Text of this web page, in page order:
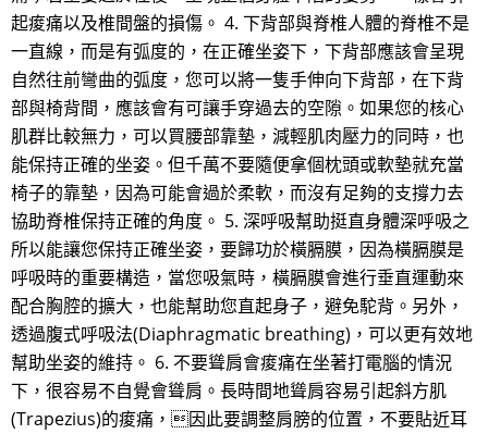
起痠痛以及椎間盤的損傷。 4. 下背部與脊椎人體的脊椎不是
一直線，而是有弧度的，在正確坐姿下，下背部應該會呈現
自然往前彎曲的弧度，您可以將一隻手伸向下背部，在下背
部與椅背間，應該會有可讓手穿過去的空隙。如果您的核心
肌群比較無力，可以買腰部靠墊，減輕肌肉壓力的同時，也
能保持正確的坐姿。但千萬不要隨便拿個枕頭或軟墊就充當
椅子的靠墊，因為可能會過於柔軟，而沒有足夠的支撐力去
協助脊椎保持正確的角度。 5. 深呼吸幫助挺直身體深呼吸之
所以能讓您保持正確坐姿，要歸功於橫膈膜，因為橫膈膜是
呼吸時的重要構造，當您吸氣時，橫膈膜會進行垂直運動來
配合胸腔的擴大，也能幫助您直起身子，避免駝背。另外，
透過腹式呼吸法(Diaphragmatic breathing)，可以更有效地
幫助坐姿的維持。 6. 不要聳肩會痠痛在坐著打電腦的情況
下，很容易不自覺會聳肩。長時間地聳肩容易引起斜方肌
(Trapezius)的痠痛，因此要調整肩膀的位置，不要貼近耳